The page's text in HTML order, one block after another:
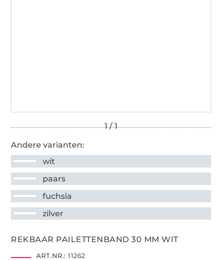
Andere varianten:
wit
paars
fuchsia
zilver
REKBAAR PAILETTENBAND 30 MM WIT
ART.NR.: 11262